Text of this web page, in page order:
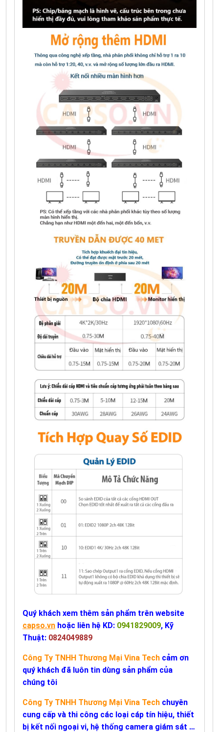
Quý khách xem thêm sản phẩm trên website
capso.vn hoặc liên hệ KD: 0941829009, Kỹ
Thuật: 0824049889
Công Ty TNHH Thương Mại Vina Tech cảm ơn
quý khách đã luôn tin dùng sản phẩm của
chúng tôi
Công Ty TNHH Thương Mại Vina Tech chuyên
cung cấp và thi công các loại cáp tín hiệu, thiết
bị kết nối ngoại vi, hệ thống camera giám sát …